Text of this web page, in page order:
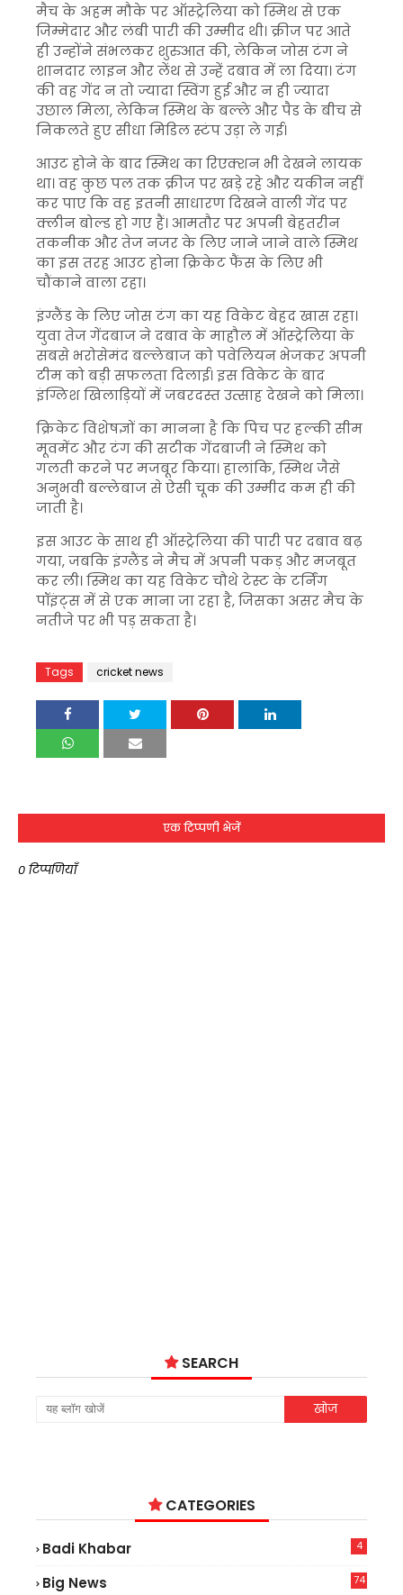
मैच के अहम मौके पर ऑस्ट्रेलिया को स्मिथ से एक
जिम्मेदार और लंबी पारी की उम्मीद थी। क्रीज पर आते
ही उन्होंने संभलकर शुरुआत की, लेकिन जोस टंग ने
शानदार लाइन और लेंथ से उन्हें दबाव में ला दिया। टंग
की वह गेंद न तो ज्यादा स्विंग हुई और न ही ज्यादा
उछाल मिला, लेकिन स्मिथ के बल्ले और पैड के बीच से
निकलते हुए सीधा मिडिल स्टंप उड़ा ले गई।
आउट होने के बाद स्मिथ का रिएक्शन भी देखने लायक
था। वह कुछ पल तक क्रीज पर खड़े रहे और यकीन नहीं
कर पाए कि वह इतनी साधारण दिखने वाली गेंद पर
क्लीन बोल्ड हो गए हैं। आमतौर पर अपनी बेहतरीन
तकनीक और तेज नजर के लिए जाने जाने वाले स्मिथ
का इस तरह आउट होना क्रिकेट फैंस के लिए भी
चौंकाने वाला रहा।
इंग्लैंड के लिए जोस टंग का यह विकेट बेहद खास रहा।
युवा तेज गेंदबाज ने दबाव के माहौल में ऑस्ट्रेलिया के
सबसे भरोसेमंद बल्लेबाज को पवेलियन भेजकर अपनी
टीम को बड़ी सफलता दिलाई। इस विकेट के बाद
इंग्लिश खिलाड़ियों में जबरदस्त उत्साह देखने को मिला।
क्रिकेट विशेषज्ञों का मानना है कि पिच पर हल्की सीम
मूवमेंट और टंग की सटीक गेंदबाजी ने स्मिथ को
गलती करने पर मजबूर किया। हालांकि, स्मिथ जैसे
अनुभवी बल्लेबाज से ऐसी चूक की उम्मीद कम ही की
जाती है।
इस आउट के साथ ही ऑस्ट्रेलिया की पारी पर दबाव बढ़
गया, जबकि इंग्लैंड ने मैच में अपनी पकड़ और मजबूत
कर ली। स्मिथ का यह विकेट चौथे टेस्ट के टर्निंग
पॉइंट्स में से एक माना जा रहा है, जिसका असर मैच के
नतीजे पर भी पड़ सकता है।
Tags cricket news
एक टिप्पणी भेजें
0 टिप्पणियाँ
SEARCH
CATEGORIES
Badi Khabar 4
Big News
74